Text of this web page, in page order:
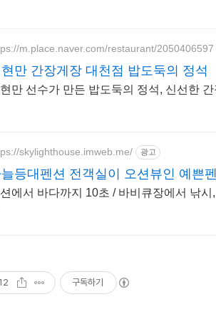
m.place.naver.com/restaurant/2050406597
현만 간장게장 대천점 밥도둑의 정석
만 선수가 만든 밥도둑의 정석, 신선한
skylighthouse.imweb.me/ 광고
등대펜션 전객실이 오션뷰인 예쁜
에서 바다까지 10초 / 바비큐장에서 낚
구독하기